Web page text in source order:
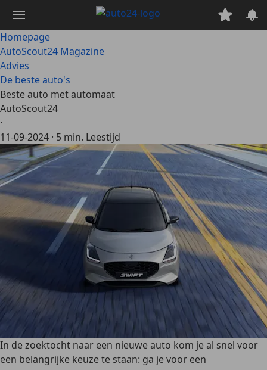
naar
hoofdinhoud
Homepage
AutoScout24 Magazine
Advies
De beste auto's
Beste auto met automaat
AutoScout24
·
11-09-2024 · 5 min. Leestijd
In de zoektocht naar een nieuwe auto kom je al snel voor
een belangrijke keuze te staan: ga je voor een